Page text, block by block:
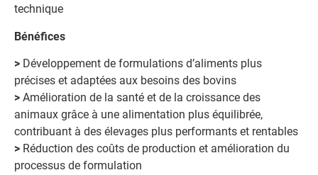
technique
Bénéfices
> Développement de formulations d’aliments plus
précises et adaptées aux besoins des bovins
> Amélioration de la santé et de la croissance des
animaux grâce à une alimentation plus équilibrée,
contribuant à des élevages plus performants et rentables
> Réduction des coûts de production et amélioration du
processus de formulation